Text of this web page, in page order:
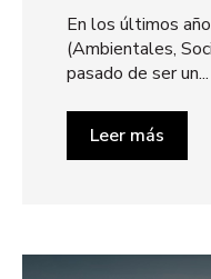
En los últimos
(Ambientales,
pasado de ser un...
Leer más